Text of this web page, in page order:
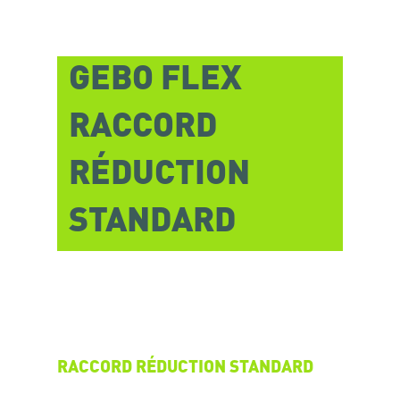
GEBO FLEX
RACCORD
RÉDUCTION
STANDARD
RACCORD RÉDUCTION STANDARD